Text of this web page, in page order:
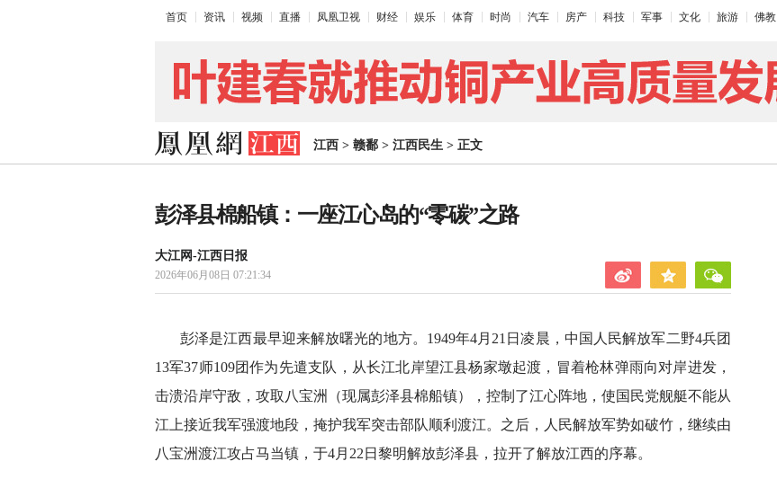
首页 资讯 视频 直播 凤凰卫视 财经 娱乐 体育 时尚 汽车 房产 科技 军事 文化 旅游 佛教
江西 > 赣鄱 > 江西民生 > 正文
彭泽县棉船镇：一座江心岛的“零碳”之路
大江网-江西日报
2026年06月08日 07:21:34
彭泽是江西最早迎来解放曙光的地方。1949年4月21日凌晨，中国人民解放军二野4兵团
13军37师109团作为先遣支队，从长江北岸望江县杨家墩起渡，冒着枪林弹雨向对岸进发，
击溃沿岸守敌，攻取八宝洲（现属彭泽县棉船镇），控制了江心阵地，使国民党舰艇不能从
江上接近我军强渡地段，掩护我军突击部队顺利渡江。之后，人民解放军势如破竹，继续由
八宝洲渡江攻占马当镇，于4月22日黎明解放彭泽县，拉开了解放江西的序幕。